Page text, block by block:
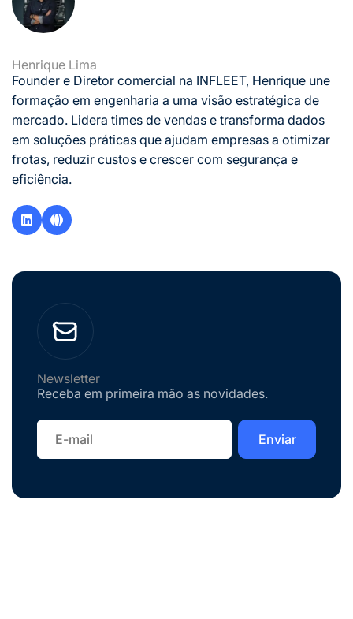
Henrique Lima
Founder e Diretor comercial na INFLEET, Henrique une
formação em engenharia a uma visão estratégica de
mercado. Lidera times de vendas e transforma dados
em soluções práticas que ajudam empresas a otimizar
frotas, reduzir custos e crescer com segurança e
eficiência.
Newsletter
Receba em primeira mão as novidades.